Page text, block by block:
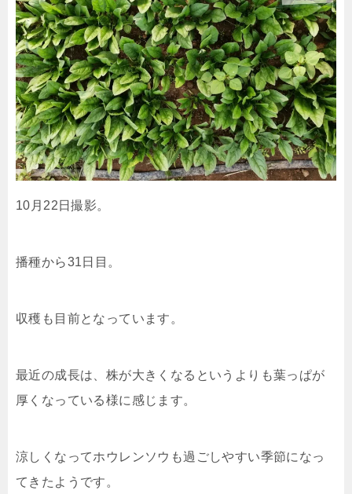
10月22日撮影。
播種から31日目。
収穫も目前となっています。
最近の成長は、株が大きくなるというよりも葉っぱが
厚くなっている様に感じます。
涼しくなってホウレンソウも過ごしやすい季節になっ
てきたようです。